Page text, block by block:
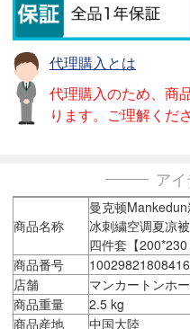
代理購入とは
代理購入のため、商
ります。ご理解くださ
ア
商品名称
曼克顿
冰刺繍空调夏凉
四件套【200*230
商品番号
10029821808416
店舗
マンカートンホ
商品重量
2.5 kg
商品産地
中国大陸